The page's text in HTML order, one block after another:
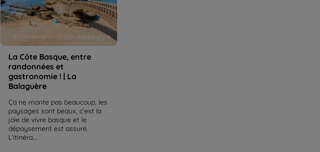
© Unclesam - stock.adobe.com
La Côte Basque, entre
randonnées et
gastronomie ! | La
Balaguère
Ça ne monte pas beaucoup, les
paysages sont beaux, c’est la
joie de vivre basque et le
dépaysement est assuré.
L’itinéra...